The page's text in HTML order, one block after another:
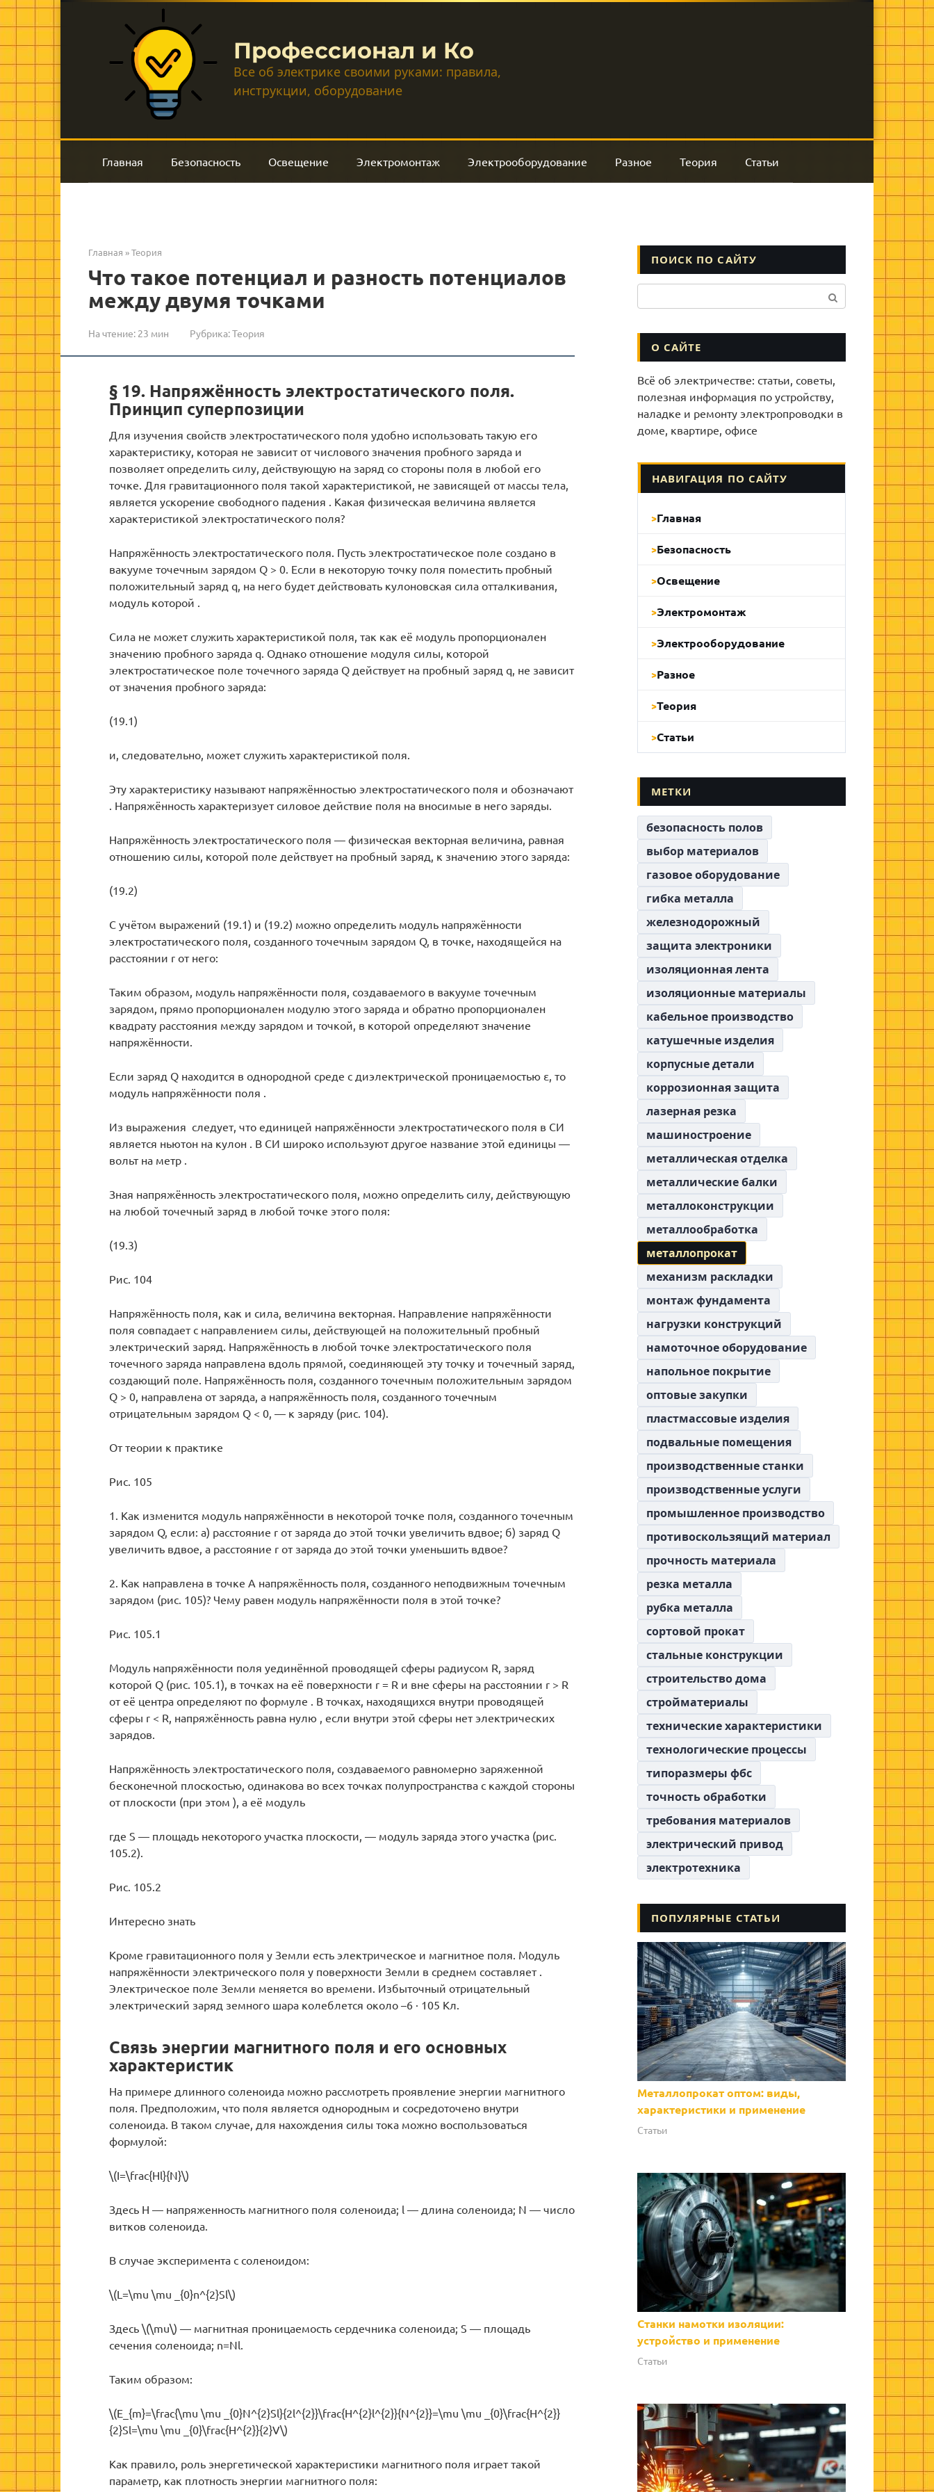
Перейти
к
контенту
Профессионал и Ко
Все об электрике своими руками: правила,
инструкции, оборудование
Главная Безопасность Освещение Электромонтаж Электрооборудование Разное Теория Статьи
Главная »Теория
Что такое потенциал и разность потенциалов
между двумя точками
На чтение: 23 мин Рубрика:Теория
§ 19. Напряжённость электростатического поля.
Принцип суперпозиции
Для изучения свойств электростатического поля удобно использовать такую его
характеристику, которая не зависит от числового значения пробного заряда и
позволяет определить силу, действующую на заряд со стороны поля в любой его
точке. Для гравитационного поля такой характеристикой, не зависящей от массы тела,
является ускорение свободного падения . Какая физическая величина является
характеристикой электростатического поля?
Напряжённость электростатического поля. Пусть электростатическое поле создано в
вакууме точечным зарядом Q > 0. Если в некоторую точку поля поместить пробный
положительный заряд q, на него будет действовать кулоновская сила отталкивания,
модуль которой .
Сила не может служить характеристикой поля, так как её модуль пропорционален
значению пробного заряда q. Однако отношение модуля силы, которой
электростатическое поле точечного заряда Q действует на пробный заряд q, не зависит
от значения пробного заряда:
(19.1)
и, следовательно, может служить характеристикой поля.
Эту характеристику называют напряжённостью электростатического поля и обозначают
. Напряжённость характеризует силовое действие поля на вносимые в него заряды.
Напряжённость электростатического поля — физическая векторная величина, равная
отношению силы, которой поле действует на пробный заряд, к значению этого заряда:
(19.2)
С учётом выражений (19.1) и (19.2) можно определить модуль напряжённости
электростатического поля, созданного точечным зарядом Q, в точке, находящейся на
расстоянии r от него:
Таким образом, модуль напряжённости поля, создаваемого в вакууме точечным
зарядом, прямо пропорционален модулю этого заряда и обратно пропорционален
квадрату расстояния между зарядом и точкой, в которой определяют значение
напряжённости.
Если заряд Q находится в однородной среде с диэлектрической проницаемостью ε, то
модуль напряжённости поля .
Из выражения следует, что единицей напряжённости электростатического поля в СИ
является ньютон на кулон . В СИ широко используют другое название этой единицы —
вольт на метр .
Зная напряжённость электростатического поля, можно определить силу, действующую
на любой точечный заряд в любой точке этого поля:
(19.3)
Рис. 104
Напряжённость поля, как и сила, величина векторная. Направление напряжённости
поля совпадает с направлением силы, действующей на положительный пробный
электрический заряд. Напряжённость в любой точке электростатического поля
точечного заряда направлена вдоль прямой, соединяющей эту точку и точечный заряд,
создающий поле. Напряжённость поля, созданного точечным положительным зарядом
Q > 0, направлена от заряда, а напряжённость поля, созданного точечным
отрицательным зарядом Q < 0, — к заряду (рис. 104).
От теории к практике
Рис. 105
1. Как изменится модуль напряжённости в некоторой точке поля, созданного точечным
зарядом Q, если: а) расстояние r от заряда до этой точки увеличить вдвое; б) заряд Q
увеличить вдвое, а расстояние r от заряда до этой точки уменьшить вдвое?
2. Как направлена в точке А напряжённость поля, созданного неподвижным точечным
зарядом (рис. 105)? Чему равен модуль напряжённости поля в этой точке?
Рис. 105.1
Модуль напряжённости поля уединённой проводящей сферы радиусом R, заряд
которой Q (рис. 105.1), в точках на её поверхности r = R и вне сферы на расстоянии r > R
от её центра определяют по формуле . В точках, находящихся внутри проводящей
сферы r < R, напряжённость равна нулю , если внутри этой сферы нет электрических
зарядов.
Напряжённость электростатического поля, создаваемого равномерно заряженной
бесконечной плоскостью, одинакова во всех точках полупространства с каждой стороны
от плоскости (при этом ), а её модуль
где S — площадь некоторого участка плоскости, — модуль заряда этого участка (рис.
105.2).
Рис. 105.2
Интересно знать
Кроме гравитационного поля у Земли есть электрическое и магнитное поля. Модуль
напряжённости электрического поля у поверхности Земли в среднем составляет .
Электрическое поле Земли меняется во времени. Избыточный отрицательный
электрический заряд земного шара колеблется около –6 · 105 Кл.
Связь энергии магнитного поля и его основных
характеристик
На примере длинного соленоида можно рассмотреть проявление энергии магнитного
поля. Предположим, что поля является однородным и сосредоточено внутри
соленоида. В таком случае, для нахождения силы тока можно воспользоваться
формулой:
\(I=\frac{Hl}{N}\)
Здесь H — напряженность магнитного поля соленоида; l — длина соленоида; N — число
витков соленоида.
В случае эксперимента с соленоидом:
\(L=\mu \mu _{0}n^{2}Sl\)
Здесь \(\mu\) — магнитная проницаемость сердечника соленоида; S — площадь
сечения соленоида; n=Nl.
Таким образом:
\(E_{m}=\frac{\mu \mu _{0}N^{2}Sl}{2l^{2}}\frac{H^{2}l^{2}}{N^{2}}=\mu \mu _{0}\frac{H^{2}}
{2}Sl=\mu \mu _{0}\frac{H^{2}}{2}V\)
Как правило, роль энергетической характеристики магнитного поля играет такой
параметр, как плотность энергии магнитного поля:
ПОИСК ПО САЙТУ
О САЙТЕ
Всё об электричестве: статьи, советы,
полезная информация по устройству,
наладке и ремонту электропроводки в
доме, квартире, офисе
НАВИГАЦИЯ ПО САЙТУ
Главная
Безопасность
Освещение
Электромонтаж
Электрооборудование
Разное
Теория
Статьи
МЕТКИ
безопасность полов
выбор материалов
газовое оборудование
гибка металла
железнодорожный
защита электроники
изоляционная лента
изоляционные материалы
кабельное производство
катушечные изделия
корпусные детали
коррозионная защита
лазерная резка
машиностроение
металлическая отделка
металлические балки
металлоконструкции
металлообработка
металлопрокат
механизм раскладки
монтаж фундамента
нагрузки конструкций
намоточное оборудование
напольное покрытие
оптовые закупки
пластмассовые изделия
подвальные помещения
производственные станки
производственные услуги
промышленное производство
противоскользящий материал
прочность материала
резка металла
рубка металла
сортовой прокат
стальные конструкции
строительство дома
стройматериалы
технические характеристики
технологические процессы
типоразмеры фбс
точность обработки
требования материалов
электрический привод
электротехника
ПОПУЛЯРНЫЕ СТАТЬИ
Металлопрокат оптом: виды,
характеристики и применение
Статьи
Станки намотки изоляции:
устройство и применение
Статьи